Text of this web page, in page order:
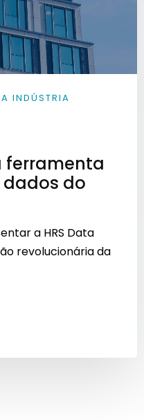
INDÚSTRIA
ferramenta
do
a HRS Data
revolucionária da